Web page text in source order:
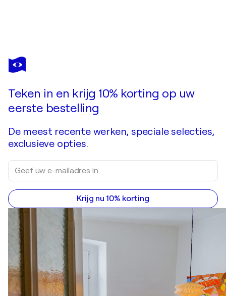
HENRI DE TOULOUSE-LAUTREC
Elégante et son prétendant
Teken in en krijg 10% korting op uw
eerste bestelling
De meest recente werken, speciale selecties,
exclusieve opties.
Krijg nu 10% korting